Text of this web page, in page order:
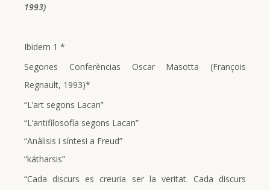
1993)
Ibidem 1 *
Segones Conferèncias Oscar Masotta (François
Regnault, 1993)*
“L’art segons Lacan”
“L’antifilosofía segons Lacan”
“Anàlisis i síntesi a Freud”
“kátharsis”
“Cada discurs es creuria ser la veritat. Cada discurs